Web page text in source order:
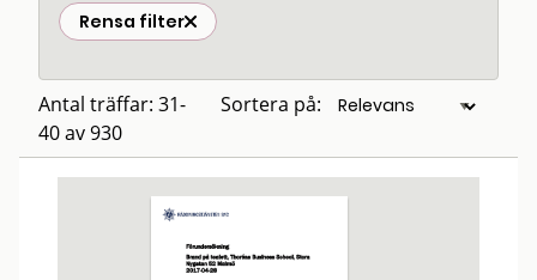
Rensa filter
Antal träffar: 31-
40 av 930
Sortera på: